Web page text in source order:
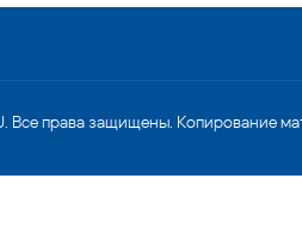
Все права защищены. Копирование